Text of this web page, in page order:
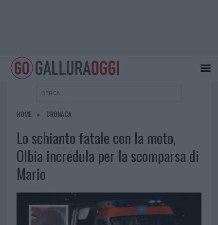
HOME CRONACA
Lo schianto fatale con la moto,
Olbia incredula per la scomparsa di
Mario